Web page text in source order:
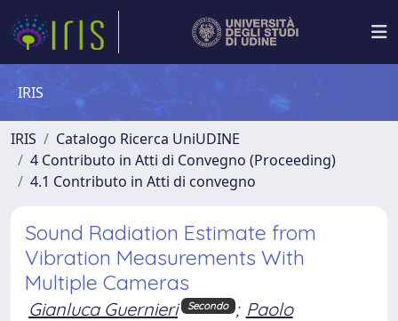
IRIS
IRIS
Catalogo Ricerca UniUDINE
4 Contributo in Atti di Convegno (Proceeding)
4.1 Contributo in Atti di convegno
Sound Radiation Estimate from
Vibration Measurements With
Multiple Cameras
Gianluca Guernieri Secondo ; Paolo